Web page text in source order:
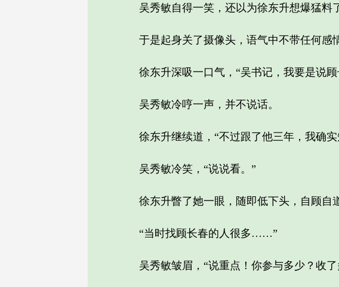
吴秀敏自得一笑，还以为徐东升想爆猛料了
于是起身关了摄像头，语气中不带任何感
徐东升深吸一口气，“吴书记，我要是说顾
吴秀敏冷哼一声，并不说话。
徐东升继续道，“不过跟了他三年，我确实
吴秀敏冷笑，“说说看。”
徐东升瞥了她一眼，随即低下头，自顾自
“当时找顾长春的人很多……”
吴秀敏皱眉，“说重点！你参与多少？收了